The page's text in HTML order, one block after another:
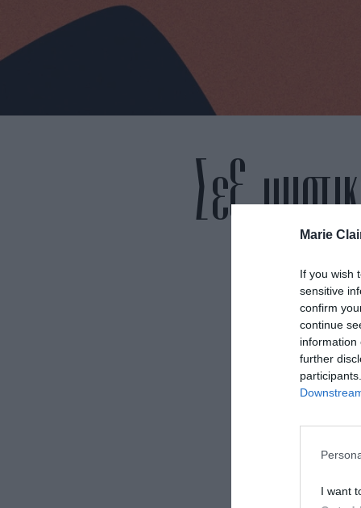
Marie
If you wish
sensitive
confirm
continue
information
further
I want
Σεξ,
Η